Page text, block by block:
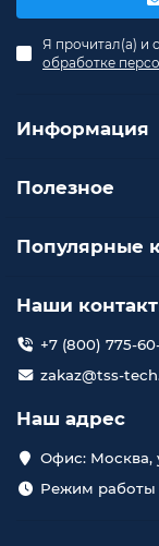
Я прочитал(а) и
обработке
Информация
Полезное
Популярные
Наши
+7 (800) 775-
zakaz@tss-
Наш адрес
Офис: Москва,
Режим работы